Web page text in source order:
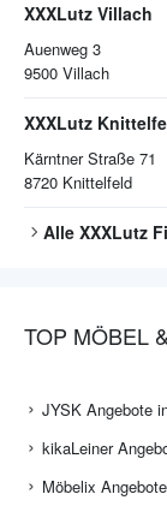
XXXLutz Villach
Auenweg 3
9500 Villach
XXXLutz
Kärntner Straße 71
8720 Knittelfeld
Alle XXXLutz
TOP MÖBEL
JYSK Angebote
kikaLeiner
Möbelix